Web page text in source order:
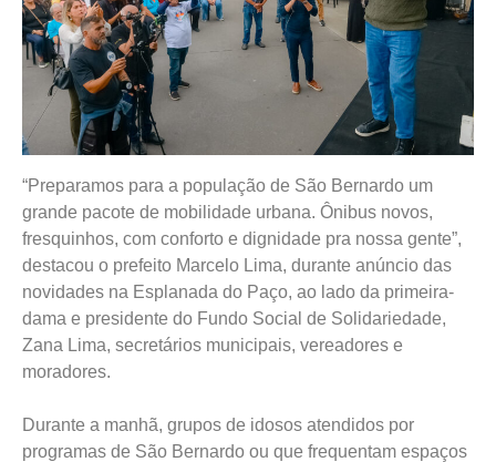
“Preparamos para a população de São Bernardo um
grande pacote de mobilidade urbana. Ônibus novos,
fresquinhos, com conforto e dignidade pra nossa gente”,
destacou o prefeito Marcelo Lima, durante anúncio das
novidades na Esplanada do Paço, ao lado da primeira-
dama e presidente do Fundo Social de Solidariedade,
Zana Lima, secretários municipais, vereadores e
moradores.
Durante a manhã, grupos de idosos atendidos por
programas de São Bernardo ou que frequentam espaços